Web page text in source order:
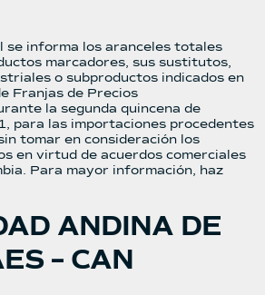
se informa los aranceles totales
marcadores, sus sustitutos,
o subproductos indicados en
Franjas de Precios
la segunda quincena de
para las importaciones procedentes
tomar en consideración los
en virtud de acuerdos comerciales
Para mayor información, haz
ANDINA DE
– CAN